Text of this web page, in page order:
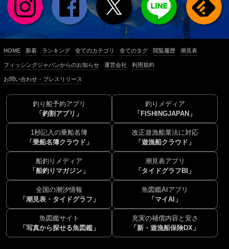
HOME 新着 ランキング 全てのカテゴリ 全てのタグ 閲覧履歴 潮見表
フィッシングジャパンからのお知らせ 運営会社 利用規約
お問い合わせ・プレスリリース
釣り船予約アプリ
「釣割アプリ」
釣りメディア
「FISHINGJAPAN」
1秒記入の乗船名簿
「乗船名簿クラウド」
改正遊漁船業法に対応
「遊漁船クラウド」
船釣りメディア
「船釣りマガジン」
潮見表アプリ
「タイドグラフBI」
全国の潮汐情報
「潮見表・タイドグラフ」
魚図鑑AIアプリ
「マイAI」
魚図鑑サイト
「写真から探せる魚図鑑」
充実の補償内容と安さ
「新・遊漁船保険DX」